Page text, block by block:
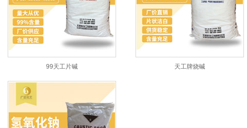
99天工片碱 天工牌烧碱